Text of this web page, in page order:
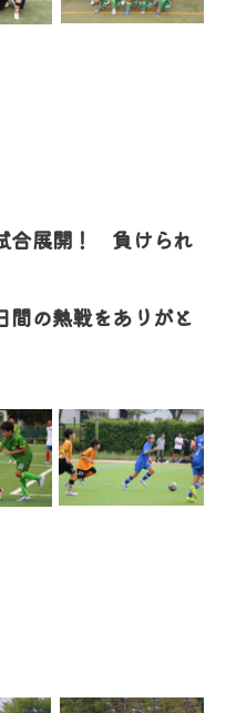
合展開！ 負けられ
間の熱戦をありがと